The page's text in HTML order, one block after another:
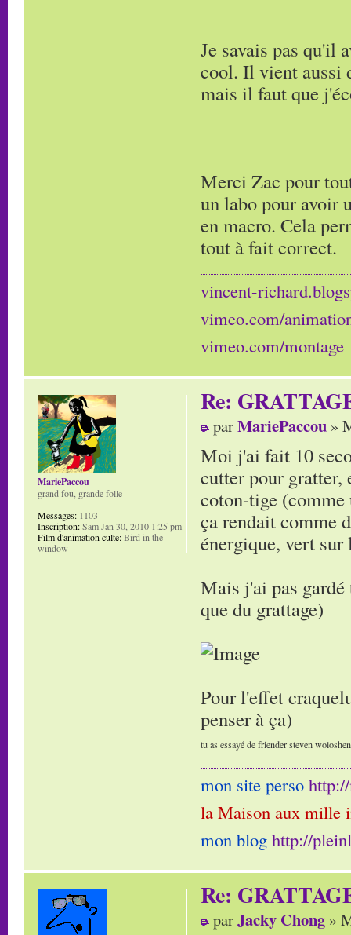
Je savais pas qu'il
cool. Il vient aussi
mais il faut que
Merci Zac pour
un labo pour avoir
en macro. Cela
tout à fait correct.
vincent-
vimeo.com/
vimeo.com/montage
Re:
parMariePaccou »
Moi j'ai fait 10
cutter pour gratter,
coton-tige
ça rendait comme
énergique, vert sur
Mais j'ai pas
que du grattage)
Pour l'effet
penser à ça)
tu as essayé de friender steven
mon site perso
la Maison aux mille
mon blog http://
MariePaccou
grand fou, grande folle
Messages: 1103
Inscription:Sam Jan 30, 2010 1:25 pm
Film d'animation culte:Bird in the
window
Re:
parJacky Chong »